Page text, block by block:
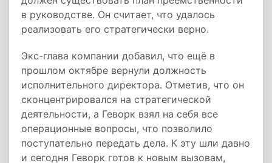
в руководстве. Он считает, что удалось
реализовать его стратегически верно.
Экс-глава компании добавил, что ещё в
прошлом октябре вернули должность
исполнительного директора. Отметив, что он
сконцентрировался на стратегической
деятельности, а Геворк взял на себя все
операционные вопросы, что позволило
поступательно передать дела. К эту шли давно
и сегодня Геворк готов к новым вызовам,